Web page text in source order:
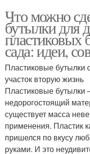
Что можно
бутылки для
пластиковых
сада: идеи,
Пластиковые бутылки
участок вторую жизнь
Пластиковые бутылки
недорогостоящий
существует масса
применения. Пластик
пришелся по вкусу
руками. И это